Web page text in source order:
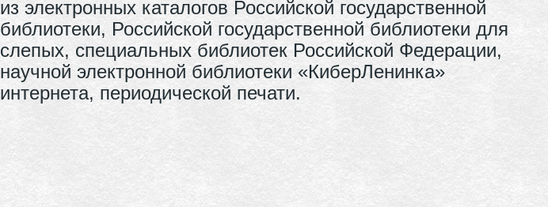
из электронных каталогов Российской государственной
библиотеки, Российской государственной библиотеки для
слепых, специальных библиотек Российской Федерации,
научной электронной библиотеки «КиберЛенинка»
интернета, периодической печати.